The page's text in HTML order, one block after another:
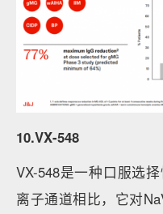
10.VX-548
VX-548是一种口服选
离子通道相比，它对